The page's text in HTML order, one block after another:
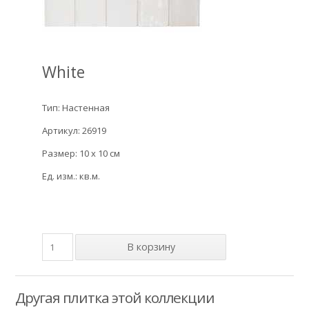
White
Тип: Настенная
Артикул: 26919
Размер: 10 x 10 см
Ед. изм.: кв.м.
Другая плитка этой коллекции